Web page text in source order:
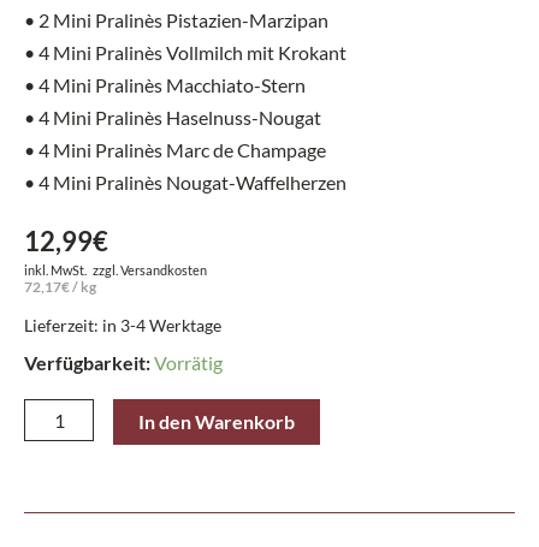
• 2 Mini Pralinès Pistazien-Marzipan
• 4 Mini Pralinès Vollmilch mit Krokant
• 4 Mini Pralinès Macchiato-Stern
• 4 Mini Pralinès Haselnuss-Nougat
• 4 Mini Pralinès Marc de Champage
• 4 Mini Pralinès Nougat-Waffelherzen
12,99€
inkl. MwSt. zzgl. Versandkosten
72,17€/ kg
Lieferzeit: in 3-4 Werktage
Verfügbarkeit:Vorrätig
Mini
In den Warenkorb